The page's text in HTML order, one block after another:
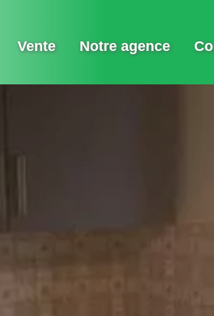
Vente Notre agence